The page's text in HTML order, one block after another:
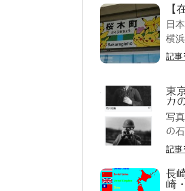
【
日
横
記事
東
カ
写
の
記事
長
崎